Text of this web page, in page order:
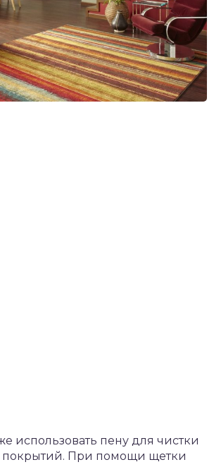
использовать пену для чистки
покрытий. При помощи щетки